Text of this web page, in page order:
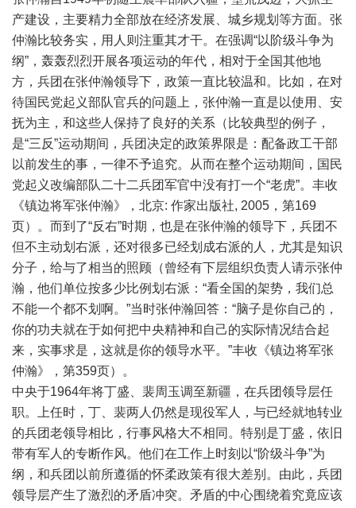
产建设，主要精力全部放在经济发展、城乡规划等方面。张
仲瀚比较务实，用人则注重其才干。在强调“以阶级斗争为
纲”，轰轰烈烈开展各项运动的年代，相对于全国其他地
方，兵团在张仲瀚领导下，政策一直比较温和。比如，在对
待国民党起义部队官兵的问题上，张仲瀚一直是以使用、安
抚为主，和这些人保持了良好的关系（比较典型的例子，
是“三反”运动期间，兵团决定的政策界限是：配备政工干部
以前发生的事，一律不予追究。从而在整个运动期间，国民
党起义改编部队二十二兵团军官中没有打一个“老虎”。丰收
《镇边将军张仲瀚》，北京: 作家出版社, 2005，第169
页）。而到了“反右”时期，也是在张仲瀚的领导下，兵团不
但不主动划右派，还对很多已经划成右派的人，尤其是知识
分子，给与了相当的照顾（曾经有下层组织负责人请示张仲
瀚，他们单位按多少比例划右派：“看全国的架势，我们总
不能一个都不划啊。”当时张仲瀚回答：“脑子是你自己的，
你的功夫就在于如何把中央精神和自己的实际情况结合起
来，实事求是，这就是你的领导水平。”丰收《镇边将军张
仲瀚》，第359页）。
中央于1964年将丁盛、裴周玉调至新疆，在兵团领导层任
职。上任时，丁、裴两人仍然是现役军人，与已经就地转业
的兵团老领导相比，行事风格大不相同。特别是丁盛，依旧
带有军人的专断作风。他们在工作上时刻以“阶级斗争”为
纲，和兵团以前所遵循的怀柔政策有很大差别。由此，兵团
领导层产生了激烈的矛盾冲突。矛盾的中心围绕着究竟应该